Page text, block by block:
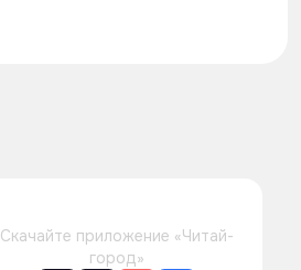
Скачайте приложение «Читай-
город»